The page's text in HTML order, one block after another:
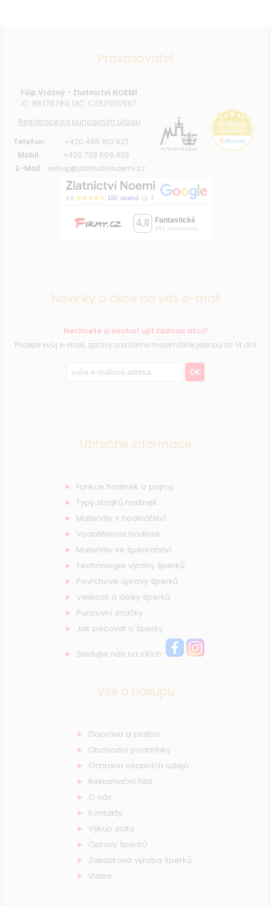
Provozovatel
Filip Vrátný - Zlatnictví NOEMI
IČ: 86776789, DIČ: CZ8211132567
Registrace na puncovním úřadu
Telefon:
+420 485 160 627
Mobil:
+420 739 669 438
E-Mail:
eshop@zlatnictvinoemi.cz
Novinky a akce na váš e-mail
Nechcete si nechat ujít žádnou akci?
Přidejte svůj e-mail, zprávy zasíláme maximálně jednou za 14 dní
OK
Užitečné informace
Funkce hodinek a pojmy
Typy strojků hodinek
Materiály v hodinářství
Vodotěsnost hodinek
Materiály ve šperkařství
Technologie výroby šperků
Povrchové úpravy šperků
Velikosti a délky šperků
Puncovní značky
Jak pečovat o šperky
Sledujte nás na sítích:
Vše o nákupu
Doprava a platba
Obchodní podmínky
Ochrana osobních údajů
Reklamační řád
O nás
Kontakty
Výkup zlata
Opravy šperků
Zakázková výroba šperků
Videa